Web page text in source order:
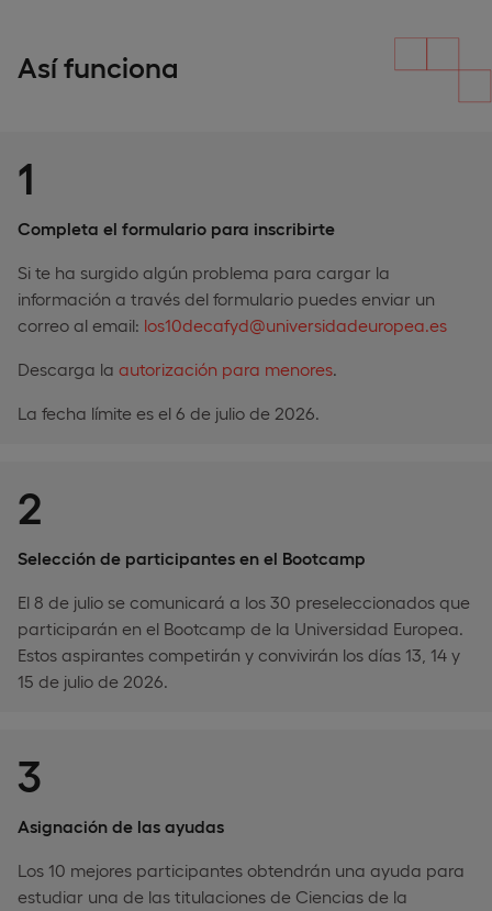
Así funciona
1
Completa el formulario para inscribirte
Si te ha surgido algún problema para cargar la
información a través del formulario puedes enviar un
correo al email: los10decafyd@universidadeuropea.es
Descarga la autorización para menores
La fecha límite es el 6 de julio de 2026.
2
Selección de participantes en el Bootcamp
El 8 de julio se comunicará a los 30 preseleccionados que
participarán en el Bootcamp de la Universidad Europea.
Estos aspirantes competirán y convivirán los días 13, 14 y
15 de julio de 2026.
3
Asignación de las ayudas
Los 10 mejores participantes obtendrán una ayuda para
estudiar una de las titulaciones de Ciencias de la